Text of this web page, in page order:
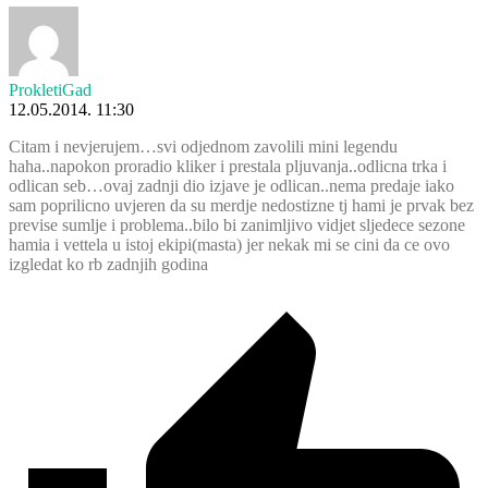
ProkletiGad
12.05.2014. 11:30
Citam i nevjerujem…svi odjednom zavolili mini legendu
haha..napokon proradio kliker i prestala pljuvanja..odlicna trka i
odlican seb…ovaj zadnji dio izjave je odlican..nema predaje iako
sam poprilicno uvjeren da su merdje nedostizne tj hami je prvak bez
previse sumlje i problema..bilo bi zanimljivo vidjet sljedece sezone
hamia i vettela u istoj ekipi(masta) jer nekak mi se cini da ce ovo
izgledat ko rb zadnjih godina